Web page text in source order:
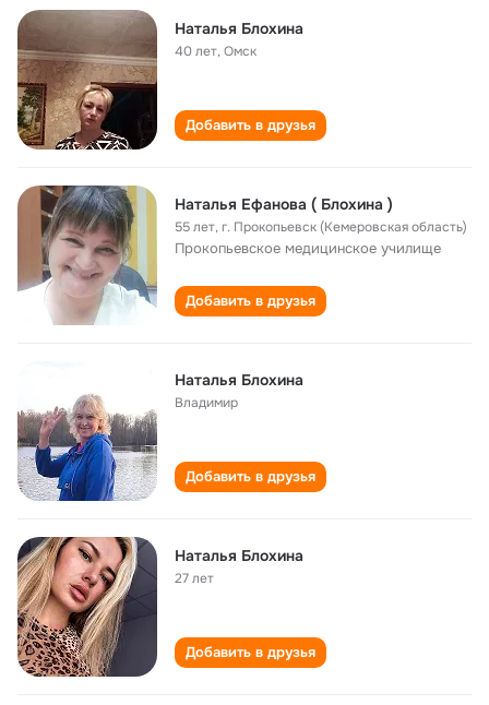
Наталья Блохина
40 лет,Омск
Добавить в друзья
Наталья Ефанова ( Блохина )
55 лет,г. Прокопьевск (Кемеровская область)
Прокопьевское медицинское училище
Добавить в друзья
Наталья Блохина
Владимир
Добавить в друзья
Наталья Блохина
27 лет
Добавить в друзья